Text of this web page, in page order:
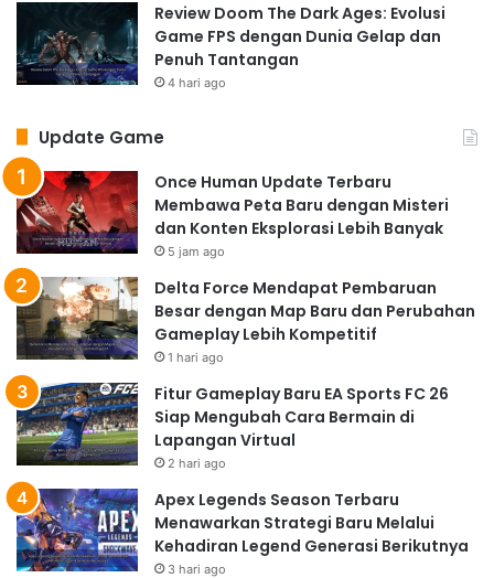
Review Doom The Dark Ages: Evolusi
Game FPS dengan Dunia Gelap dan
Penuh Tantangan
4 hari ago
Update Game
Once Human Update Terbaru
Membawa Peta Baru dengan Misteri
dan Konten Eksplorasi Lebih Banyak
5 jam ago
Delta Force Mendapat Pembaruan
Besar dengan Map Baru dan Perubahan
Gameplay Lebih Kompetitif
1 hari ago
Fitur Gameplay Baru EA Sports FC 26
Siap Mengubah Cara Bermain di
Lapangan Virtual
2 hari ago
Apex Legends Season Terbaru
Menawarkan Strategi Baru Melalui
Kehadiran Legend Generasi Berikutnya
3 hari ago